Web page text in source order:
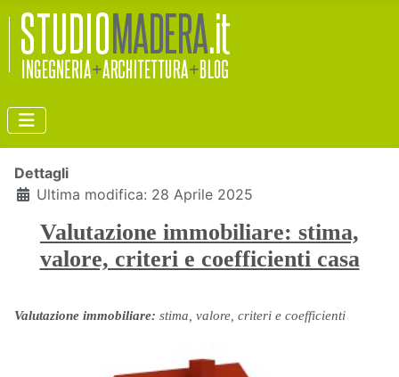
Dettagli
Ultima modifica: 28 Aprile 2025
Valutazione immobiliare: stima,
valore, criteri e coefficienti casa
Valutazione immobiliare: stima, valore, criteri e coefficienti